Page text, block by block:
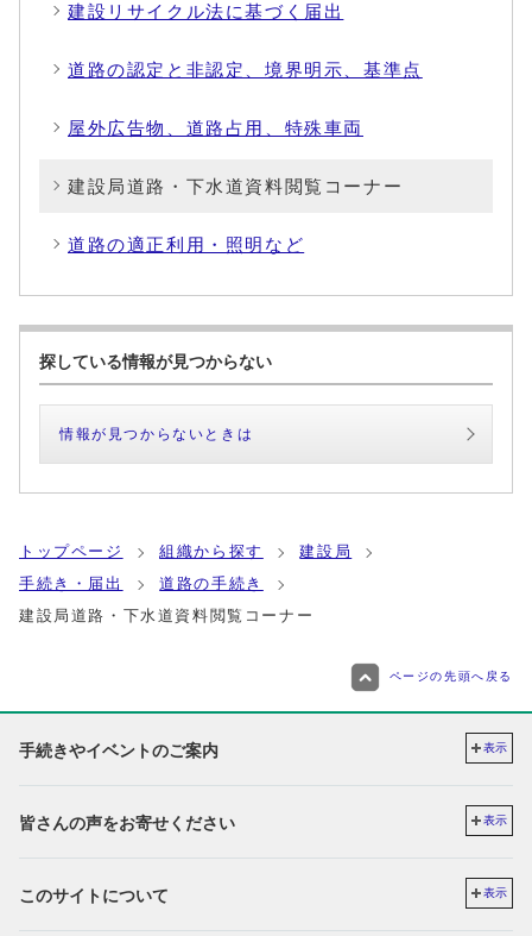
建設リサイクル法に基づく届出
道路の認定と非認定、境界明示、基準点
屋外広告物、道路占用、特殊車両
建設局道路・下水道資料閲覧コーナー
道路の適正利用・照明など
探している情報が見つからない
情報が見つからないときは
トップページ 組織から探す
建設局
手続き・届出
道路の手続き
建設局道路・下水道資料閲覧コーナー
ページの先頭へ戻る
手続きやイベントのご案内 表示
皆さんの声をお寄せください 表示
このサイトについて 表示